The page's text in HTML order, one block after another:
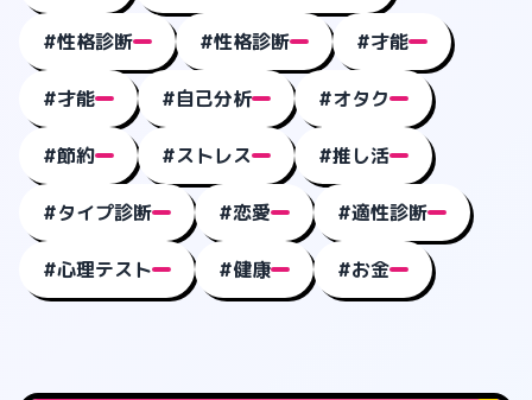
#性格診断 #性格診断 #才能
#才能 #自己分析 #オタク
#節約 #ストレス #推し活
#タイプ診断 #恋愛 #適性診断
#心理テスト #健康 #お金